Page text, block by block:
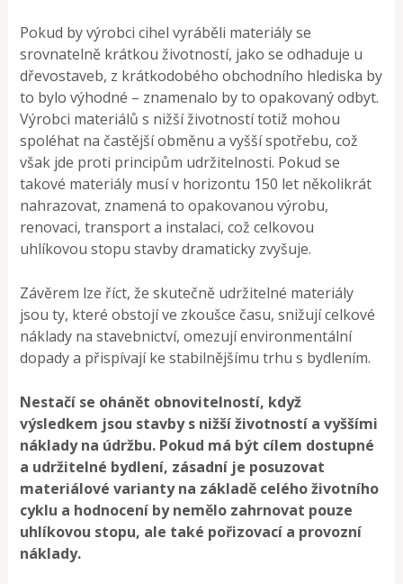
Pokud by výrobci cihel vyráběli materiály se
srovnatelně krátkou životností, jako se odhaduje u
dřevostaveb, z krátkodobého obchodního hlediska by
to bylo výhodné – znamenalo by to opakovaný odbyt.
Výrobci materiálů s nižší životností totiž mohou
spoléhat na častější obměnu a vyšší spotřebu, což
však jde proti principům udržitelnosti. Pokud se
takové materiály musí v horizontu 150 let několikrát
nahrazovat, znamená to opakovanou výrobu,
renovaci, transport a instalaci, což celkovou
uhlíkovou stopu stavby dramaticky zvyšuje.
Závěrem lze říct, že skutečně udržitelné materiály
jsou ty, které obstojí ve zkoušce času, snižují celkové
náklady na stavebnictví, omezují environmentální
dopady a přispívají ke stabilnějšímu trhu s bydlením.
Nestačí se ohánět obnovitelností, když
výsledkem jsou stavby s nižší životností a vyššími
náklady na údržbu. Pokud má být cílem dostupné
a udržitelné bydlení, zásadní je posuzovat
materiálové varianty na základě celého životního
cyklu a hodnocení by nemělo zahrnovat pouze
uhlíkovou stopu, ale také pořizovací a provozní
náklady.